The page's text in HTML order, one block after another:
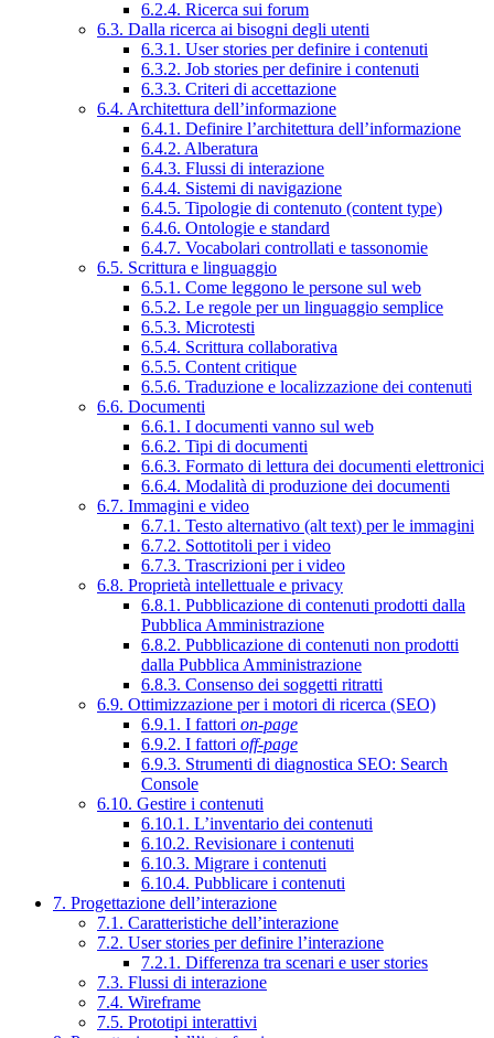
6.2.4. Ricerca sui forum
6.3. Dalla ricerca ai bisogni degli utenti
6.3.1. User stories per definire i contenuti
6.3.2. Job stories per definire i contenuti
6.3.3. Criteri di accettazione
6.4. Architettura dell’informazione
6.4.1. Definire l’architettura dell’informazione
6.4.2. Alberatura
6.4.3. Flussi di interazione
6.4.4. Sistemi di navigazione
6.4.5. Tipologie di contenuto (content type)
6.4.6. Ontologie e standard
6.4.7. Vocabolari controllati e tassonomie
6.5. Scrittura e linguaggio
6.5.1. Come leggono le persone sul web
6.5.2. Le regole per un linguaggio semplice
6.5.3. Microtesti
6.5.4. Scrittura collaborativa
6.5.5. Content critique
6.5.6. Traduzione e localizzazione dei contenuti
6.6. Documenti
6.6.1. I documenti vanno sul web
6.6.2. Tipi di documenti
6.6.3. Formato di lettura dei documenti elettronici
6.6.4. Modalità di produzione dei documenti
6.7. Immagini e video
6.7.1. Testo alternativo (alt text) per le immagini
6.7.2. Sottotitoli per i video
6.7.3. Trascrizioni per i video
6.8. Proprietà intellettuale e privacy
6.8.1. Pubblicazione di contenuti prodotti dalla
Pubblica Amministrazione
6.8.2. Pubblicazione di contenuti non prodotti
dalla Pubblica Amministrazione
6.8.3. Consenso dei soggetti ritratti
6.9. Ottimizzazione per i motori di ricerca (SEO)
6.9.1. I fattori on-page
6.9.2. I fattori off-page
6.9.3. Strumenti di diagnostica SEO: Search
Console
6.10. Gestire i contenuti
6.10.1. L’inventario dei contenuti
6.10.2. Revisionare i contenuti
6.10.3. Migrare i contenuti
6.10.4. Pubblicare i contenuti
7. Progettazione dell’interazione
7.1. Caratteristiche dell’interazione
7.2. User stories per definire l’interazione
7.2.1. Differenza tra scenari e user stories
7.3. Flussi di interazione
7.4. Wireframe
7.5. Prototipi interattivi